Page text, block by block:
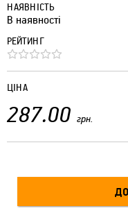
НАЯВНІСТЬ
В наявності
РЕЙТИНГ
ЦІНА
287.00 грн.